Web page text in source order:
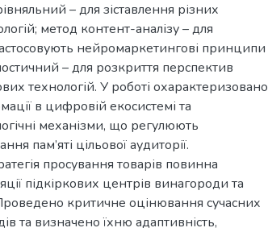
– для зіставлення різних
метод контент-аналізу – для
нейромаркетингові принципи
– для розкриття перспектив
технологій. У роботі охарактеризовано
в цифровій екосистемі та
механізми, що регулюють
пам’яті цільової аудиторії.
просування товарів повинна
підкіркових центрів винагороди та
критичне оцінювання сучасних
та визначено їхню адаптивність,